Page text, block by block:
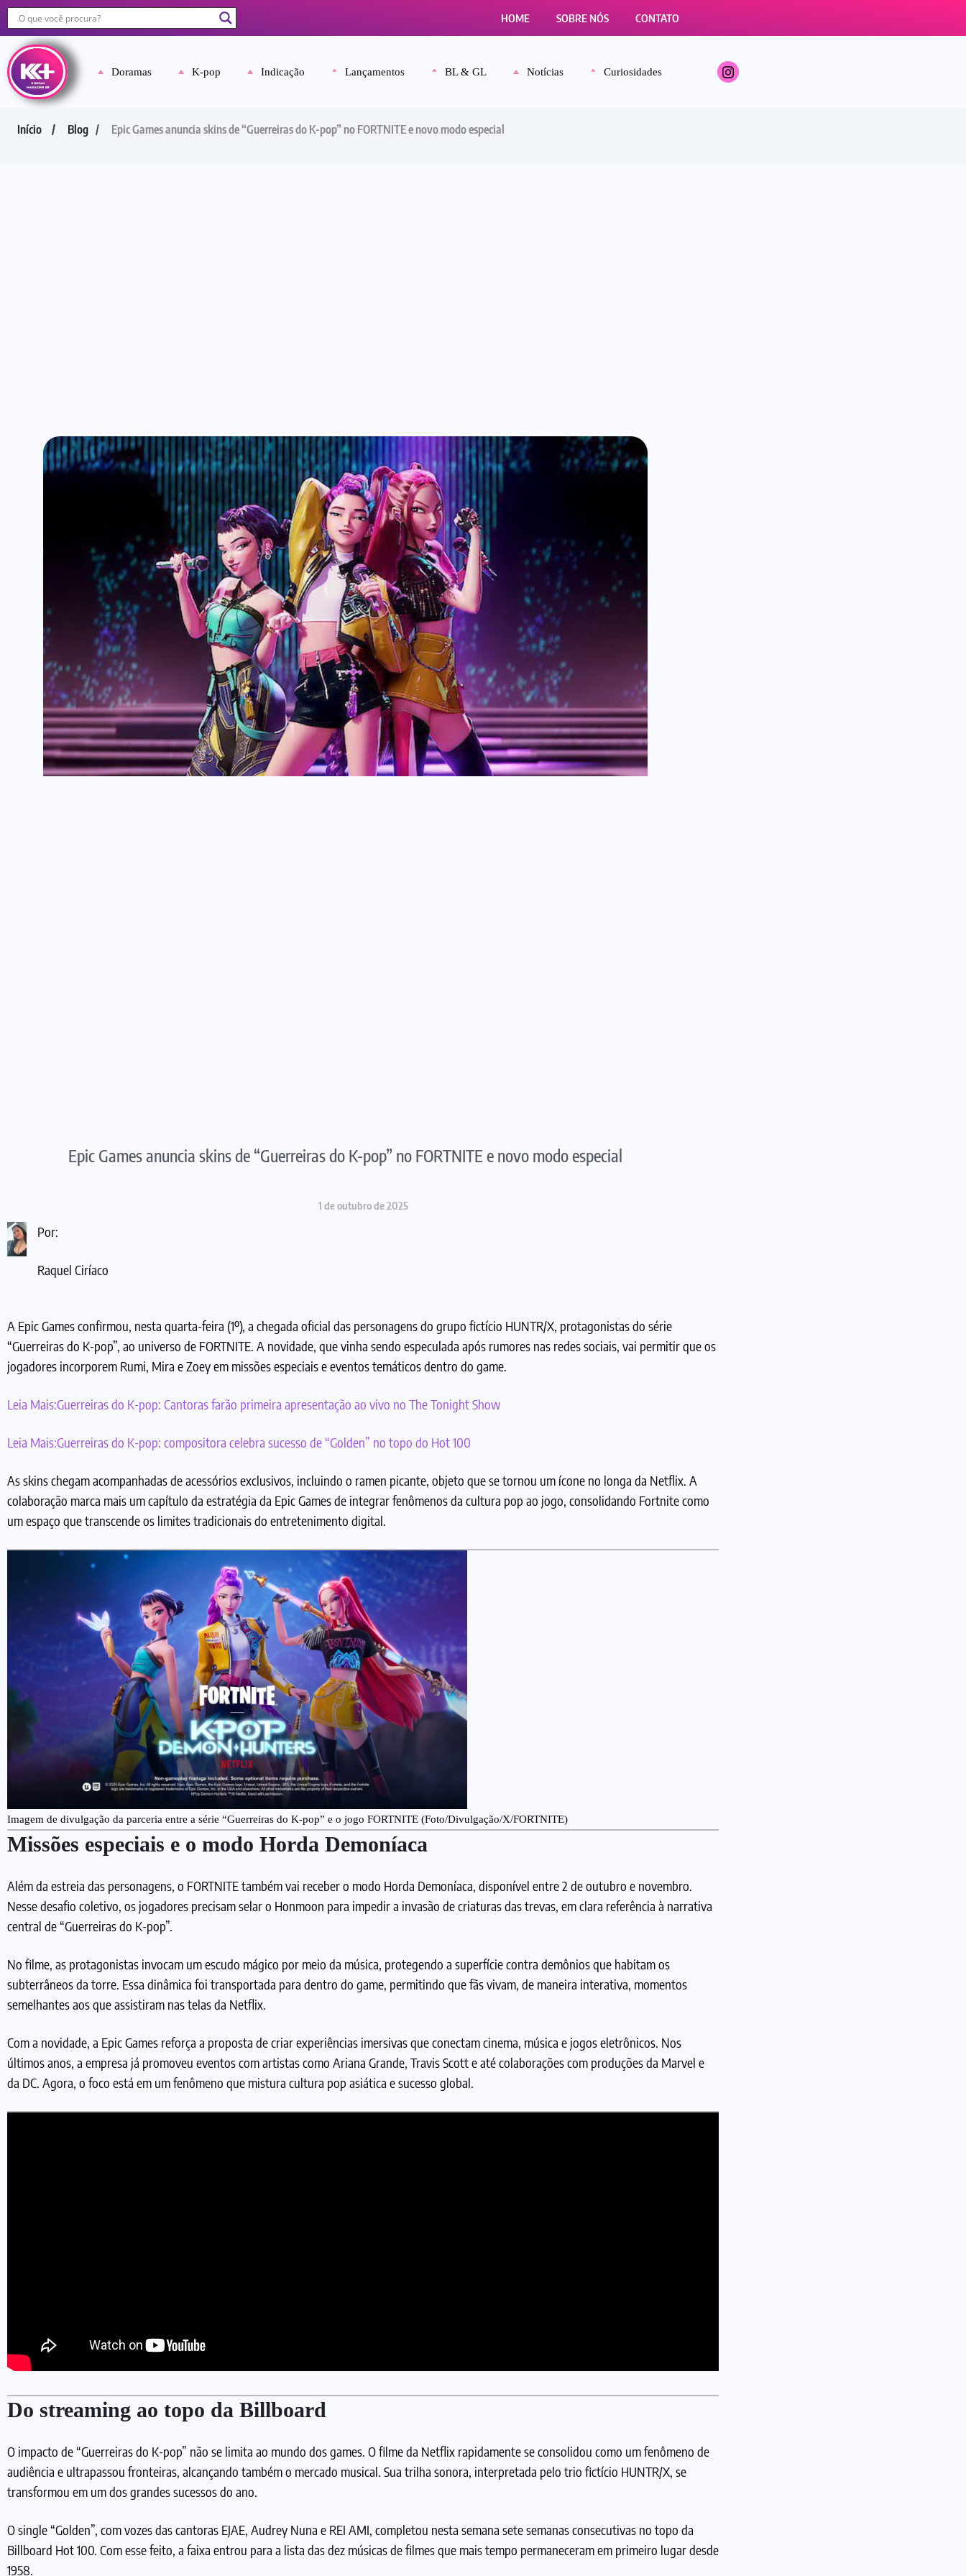
HOME SOBRE NÓS CONTATO
Doramas K-pop Indicação Lançamentos BL & GL Notícias Curiosidades
Início Blog Epic Games anuncia skins de “Guerreiras do K-pop” no FORTNITE e novo modo especial
Epic Games anuncia skins de “Guerreiras do K-pop” no FORTNITE e novo modo especial
1 de outubro de 2025
Por:
Raquel Ciríaco
A Epic Games confirmou, nesta quarta-feira (1º), a chegada oficial das personagens do grupo fictício HUNTR/X, protagonistas do série
“Guerreiras do K-pop”, ao universo de FORTNITE. A novidade, que vinha sendo especulada após rumores nas redes sociais, vai permitir que os
jogadores incorporem Rumi, Mira e Zoey em missões especiais e eventos temáticos dentro do game.
Leia Mais:Guerreiras do K-pop: Cantoras farão primeira apresentação ao vivo no The Tonight Show
Leia Mais:Guerreiras do K-pop: compositora celebra sucesso de “Golden” no topo do Hot 100
As skins chegam acompanhadas de acessórios exclusivos, incluindo o ramen picante, objeto que se tornou um ícone no longa da Netflix. A
colaboração marca mais um capítulo da estratégia da Epic Games de integrar fenômenos da cultura pop ao jogo, consolidando Fortnite como
um espaço que transcende os limites tradicionais do entretenimento digital.
Imagem de divulgação da parceria entre a série “Guerreiras do K-pop” e o jogo FORTNITE (Foto/Divulgação/X/FORTNITE)
Missões especiais e o modo Horda Demoníaca
Além da estreia das personagens, o FORTNITE também vai receber o modo Horda Demoníaca, disponível entre 2 de outubro e novembro.
Nesse desafio coletivo, os jogadores precisam selar o Honmoon para impedir a invasão de criaturas das trevas, em clara referência à narrativa
central de “Guerreiras do K-pop”.
No filme, as protagonistas invocam um escudo mágico por meio da música, protegendo a superfície contra demônios que habitam os
subterrâneos da torre. Essa dinâmica foi transportada para dentro do game, permitindo que fãs vivam, de maneira interativa, momentos
semelhantes aos que assistiram nas telas da Netflix.
Com a novidade, a Epic Games reforça a proposta de criar experiências imersivas que conectam cinema, música e jogos eletrônicos. Nos
últimos anos, a empresa já promoveu eventos com artistas como Ariana Grande, Travis Scott e até colaborações com produções da Marvel e
da DC. Agora, o foco está em um fenômeno que mistura cultura pop asiática e sucesso global.
Do streaming ao topo da Billboard
O impacto de “Guerreiras do K-pop” não se limita ao mundo dos games. O filme da Netflix rapidamente se consolidou como um fenômeno de
audiência e ultrapassou fronteiras, alcançando também o mercado musical. Sua trilha sonora, interpretada pelo trio fictício HUNTR/X, se
transformou em um dos grandes sucessos do ano.
O single “Golden”, com vozes das cantoras EJAE, Audrey Nuna e REI AMI, completou nesta semana sete semanas consecutivas no topo da
Billboard Hot 100. Com esse feito, a faixa entrou para a lista das dez músicas de filmes que mais tempo permaneceram em primeiro lugar desde
1958.